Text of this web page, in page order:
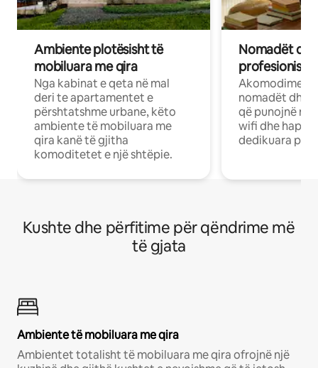
Ambiente plotësisht të
mobiluara me qira
Nga kabinat e qeta në mal
deri te apartamentet e
përshtatshme urbane, këto
ambiente të mobiluara me
qira kanë të gjitha
komoditetet e një shtëpie.
Nomadët
Akomodime
nomadët dhe
që punojnë në
wifi dhe
dedikuara
Kushte dhe përfitime për qëndrime më
të gjata
Ambiente të mobiluara me qira
Ambientet totalisht të mobiluara me qira ofrojnë një